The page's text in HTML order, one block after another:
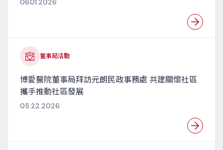
06.01.2026
董事局活動
博愛醫院董事局拜訪元朗民政事務處 共建關懷社區
攜手推動社區發展
05.22.2026